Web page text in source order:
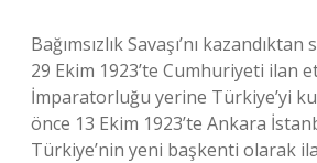
Bağımsızlık Savaşı’nı
29 Ekim 1923’te Cumhuriyeti ilan
İmparatorluğu yerine Türkiye’yi
önce 13 Ekim 1923’te Ankara
Türkiye’nin yeni başkenti olarak